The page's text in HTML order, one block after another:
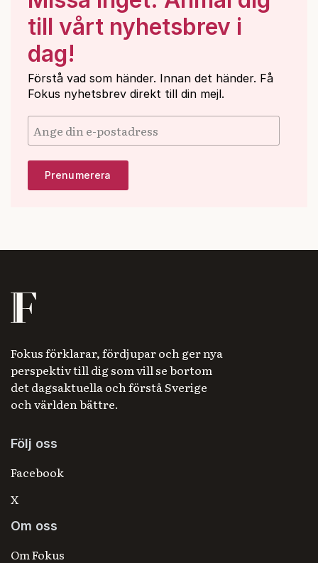
till vårt nyhetsbrev i
dag!
Förstå vad som händer. Innan det händer. Få
Fokus nyhetsbrev direkt till din mejl.
Fokus förklarar, fördjupar och ger nya
perspektiv till dig som vill se bortom
det dagsaktuella och förstå Sverige
och världen bättre.
Följ oss
Facebook
X
Om oss
Om Fokus